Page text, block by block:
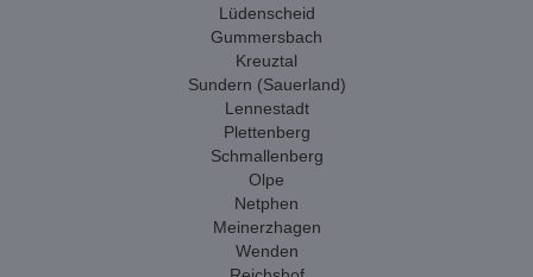
Lüdenscheid
Gummersbach
Kreuztal
Sundern (Sauerland)
Lennestadt
Plettenberg
Schmallenberg
Olpe
Netphen
Meinerzhagen
Wenden